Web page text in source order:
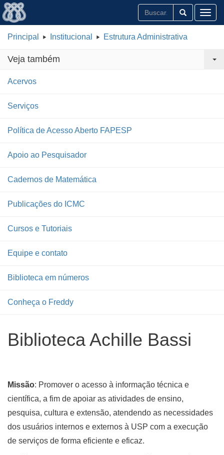
Principal Institucional Estrutura Administrativa
Veja também
Acervos
Serviços
Política de Acesso Aberto FAPESP
Apoio ao Pesquisador
Cadernos de Matemática
Publicações do ICMC
Cursos e Tutoriais
Equipe e contato
Biblioteca em números
Conheça o Freddy
Biblioteca Achille Bassi
Missão: Promover o acesso à informação técnica e
científica, a fim de apoiar as atividades de ensino,
pesquisa, cultura e extensão, atendendo as necessidades
dos usuários internos e externos à USP com a execução
de serviços de forma eficiente e eficaz.